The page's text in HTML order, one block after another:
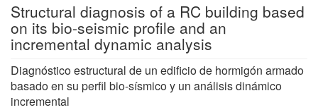
Structural diagnosis of a RC building based
on its bio-seismic profile and an
incremental dynamic analysis
Diagnóstico estructural de un edificio de hormigón armado
basado en su perfil bio-sísmico y un análisis dinámico
incremental